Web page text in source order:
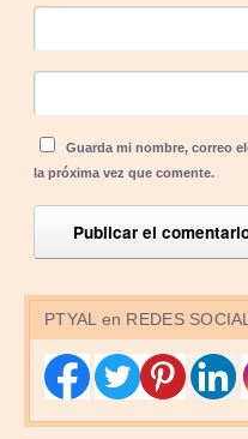
Guarda mi nombre, correo
la próxima vez que comente.
PTYAL en REDES